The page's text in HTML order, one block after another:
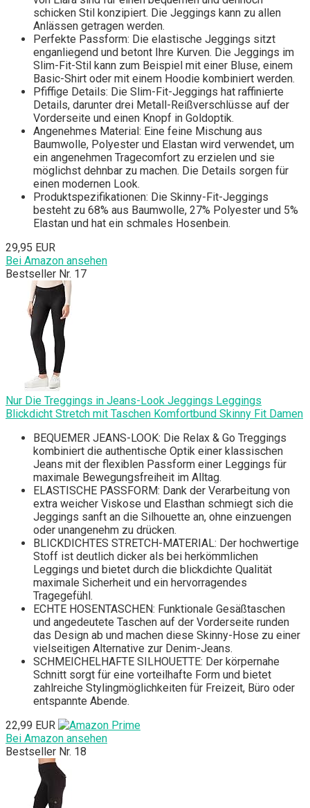
schicken Stil konzipiert. Die Jeggings kann zu allen
Anlässen getragen werden.
Perfekte Passform: Die elastische Jeggings sitzt
enganliegend und betont Ihre Kurven. Die Jeggings im
Slim-Fit-Stil kann zum Beispiel mit einer Bluse, einem
Basic-Shirt oder mit einem Hoodie kombiniert werden.
Pfiffige Details: Die Slim-Fit-Jeggings hat raffinierte
Details, darunter drei Metall-Reißverschlüsse auf der
Vorderseite und einen Knopf in Goldoptik.
Angenehmes Material: Eine feine Mischung aus
Baumwolle, Polyester und Elastan wird verwendet, um
ein angenehmen Tragecomfort zu erzielen und sie
möglichst dehnbar zu machen. Die Details sorgen für
einen modernen Look.
Produktspezifikationen: Die Skinny-Fit-Jeggings
besteht zu 68% aus Baumwolle, 27% Polyester und 5%
Elastan und hat ein schmales Hosenbein.
29,95 EUR
Bei Amazon ansehen
Bestseller Nr. 17
Nur Die Treggings in Jeans-Look Jeggings Leggings
Blickdicht Stretch mit Taschen Komfortbund Skinny Fit Damen
BEQUEMER JEANS-LOOK: Die Relax & Go Treggings
kombiniert die authentische Optik einer klassischen
Jeans mit der flexiblen Passform einer Leggings für
maximale Bewegungsfreiheit im Alltag.
ELASTISCHE PASSFORM: Dank der Verarbeitung von
extra weicher Viskose und Elasthan schmiegt sich die
Jeggings sanft an die Silhouette an, ohne einzuengen
oder unangenehm zu drücken.
BLICKDICHTES STRETCH-MATERIAL: Der hochwertige
Stoff ist deutlich dicker als bei herkömmlichen
Leggings und bietet durch die blickdichte Qualität
maximale Sicherheit und ein hervorragendes
Tragegefühl.
ECHTE HOSENTASCHEN: Funktionale Gesäßtaschen
und angedeutete Taschen auf der Vorderseite runden
das Design ab und machen diese Skinny-Hose zu einer
vielseitigen Alternative zur Denim-Jeans.
SCHMEICHELHAFTE SILHOUETTE: Der körpernahe
Schnitt sorgt für eine vorteilhafte Form und bietet
zahlreiche Stylingmöglichkeiten für Freizeit, Büro oder
entspannte Abende.
22,99 EUR
Bei Amazon ansehen
Bestseller Nr. 18